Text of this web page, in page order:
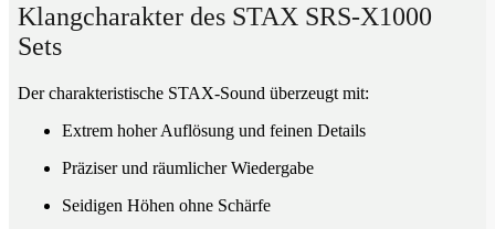
Klangcharakter des STAX SRS-X1000
Sets
Der charakteristische STAX-Sound überzeugt mit:
Extrem hoher Auflösung und feinen Details
Präziser und räumlicher Wiedergabe
Seidigen Höhen ohne Schärfe